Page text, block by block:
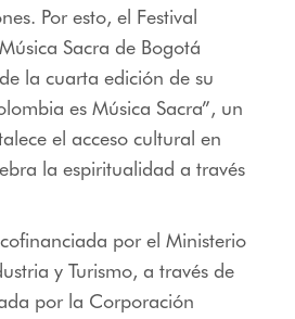
Por esto, el Festival
Sacra de Bogotá
la cuarta edición de su
es Música Sacra”, un
el acceso cultural en
la espiritualidad a través
por el Ministerio
y Turismo, a través de
por la Corporación